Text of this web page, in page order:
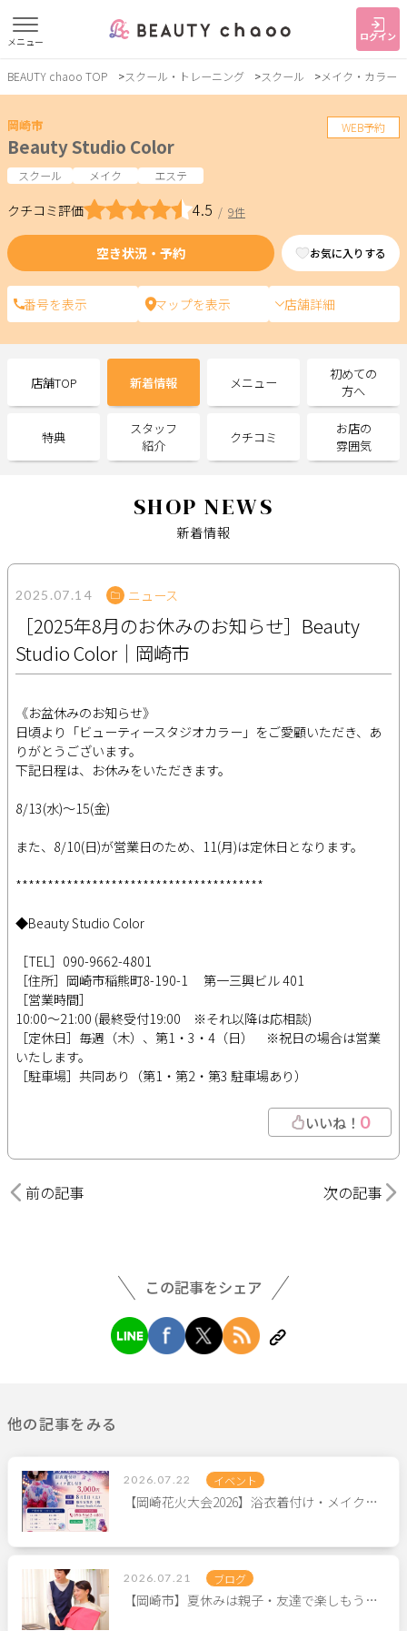
メニュー ログイン
すでに会員の方 はじめてご利用の方
ジャンルで探す
ヘア・メイク ネイル・まつげ エステ
リラク・整体
スクール・
トレーニング
メンズ
大人女子トピック ランキング
プライバシーポリシー
サイトマップ
お知らせ
お問い合わせ
掲載店様
掲載のご案内
掲載の申込み
BEAUTY chaoo TOP スクール・トレーニング スクール メイク・カラー
岡崎市
Beauty Studio Color
スクール メイク エステ
空き状況・予約 お気に入りする
クチコミ評価 4.5 / 9件
店舗詳細
WEB予約
店舗TOP 新着情報 メニュー
初めての
方へ
特典
スタッフ
紹介
クチコミ
お店の
雰囲気
SHOP NEWS
新着情報
2025.07.14 ニュース
［2025年8月のお休みのお知らせ］Beauty
Studio Color｜岡崎市
《お盆休みのお知らせ》
日頃より「ビューティースタジオカラー」をご愛顧いただき、あ
りがとうございます。
下記日程は、お休みをいただきます。
8/13(水)～15(金)
また、8/10(日)が営業日のため、11(月)は定休日となります。
***************************************
◆Beauty Studio Color
［TEL］090-9662-4801
［住所］岡崎市稲熊町8-190-1 第一三興ビル 401
［営業時間］
10:00～21:00 (最終受付19:00 ※それ以降は応相談)
［定休日］毎週（木）、第1・3・4（日） ※祝日の場合は営業
いたします。
［駐車場］共同あり（第1・第2・第3 駐車場あり）
いいね！ 0
前の記事 次の記事
この記事をシェア
他の記事をみる
2026.07.22 イベント
【岡崎花火大会2026】浴衣着付け・メイク…
2026.07.21 ブログ
【岡崎市】夏休みは親子・友達で楽しもう…